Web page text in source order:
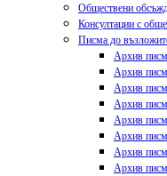
Обществени
Консултации с
Писма до
Архив
Архив
Архив
Архив
Архив
Архив
Архив
Архив